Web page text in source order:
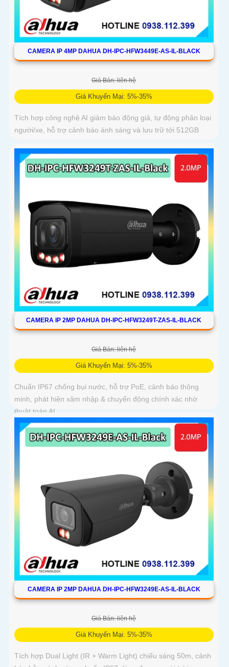
CAMERA IP 4MP DAHUA DH-IPC-HFW3449E-AS-IL-BLACK
Giá Bán: liên hệ
Giá Khuyến Mại: 5%-35%
Tích hợp công nghệ AI giảm báo động giả, tự động phân loại
người/xe, hỗ trợ cảnh báo ánh sáng và lưu trữ tới 512GB
CAMERA IP 2MP DAHUA DH-IPC-HFW3249T-ZAS-IL-BLACK
Giá Bán: liên hệ
Giá Khuyến Mại: 5%-35%
Chuẩn IP67 chống bụi nước, hỗ trợ PoE, cảnh báo thông
minh, phát hiện xâm nhập & chuyển động chính xác nhờ
thuật toán AI
CAMERA IP 2MP DAHUA DH-IPC-HFW3249E-AS-IL-BLACK
Giá Bán: liên hệ
Giá Khuyến Mại: 5%-35%
Tích hợp Dual Light (IR + Warm Light) chiếu sáng 50m, cảnh